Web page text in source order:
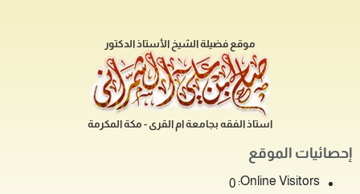
موقع فضيلة الشيخ الأستاذ الدكتور
استاذ الفقه بجامعة ام القرى - مكة المكرمة
إحصائيات الموقع
Online Visitors:
0